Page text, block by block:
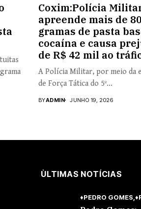
Coxim:Polícia
apreende mais de
gramas de pasta
cocaína e causa
de R$ 42 mil ao
A Polícia Militar, por meio da
de Força Tática do 5º...
BYADMIN JUNHO 19, 2026
ÙLTIMAS NOTÍCIAS
♦PEDRO GOMES